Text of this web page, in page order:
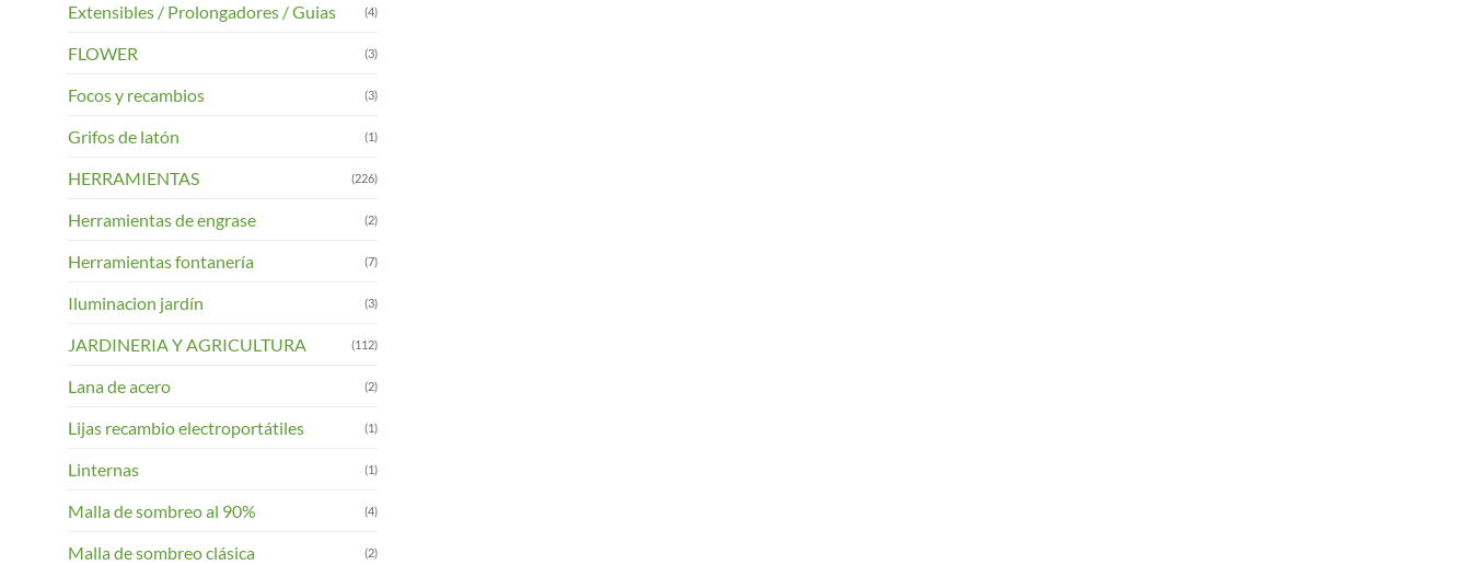
Extensibles / Prolongadores / Guias (4)
FLOWER (3)
Focos y recambios (3)
Grifos de latón (1)
HERRAMIENTAS (226)
Herramientas de engrase (2)
Herramientas fontanería (7)
Iluminacion jardín (3)
JARDINERIA Y AGRICULTURA (112)
Lana de acero (2)
Lijas recambio electroportátiles (1)
Linternas (1)
Malla de sombreo al 90% (4)
Malla de sombreo clásica (2)